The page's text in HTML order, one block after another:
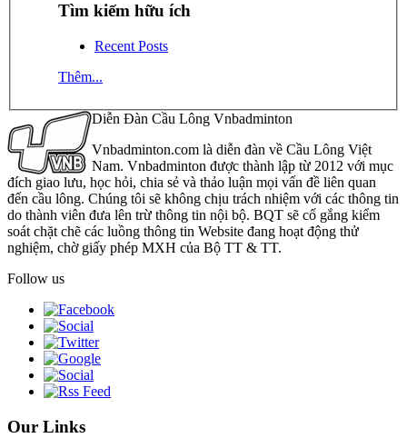
Tìm kiếm hữu ích
Recent Posts
Thêm...
Diễn Đàn Cầu Lông Vnbadminton
Vnbadminton.com là diễn đàn về Cầu Lông Việt
Nam. Vnbadminton được thành lập từ 2012 với mục
đích giao lưu, học hỏi, chia sẻ và thảo luận mọi vấn đề liên quan
đến cầu lông. Chúng tôi sẽ không chịu trách nhiệm với các thông tin
do thành viên đưa lên trừ thông tin nội bộ. BQT sẽ cố gắng kiểm
soát chặt chẽ các luồng thông tin Website đang hoạt động thử
nghiệm, chờ giấy phép MXH của Bộ TT & TT.
Follow us
Our Links